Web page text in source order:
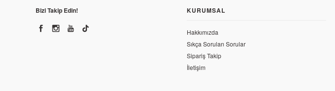
Honda
Honda CBR 250 R Kafa Grenajı HRC
Bizi Takip Edin! KURUMSAL
Hakkımızda
Sıkça Sorulan Sorular
Sipariş Takip
İletişim